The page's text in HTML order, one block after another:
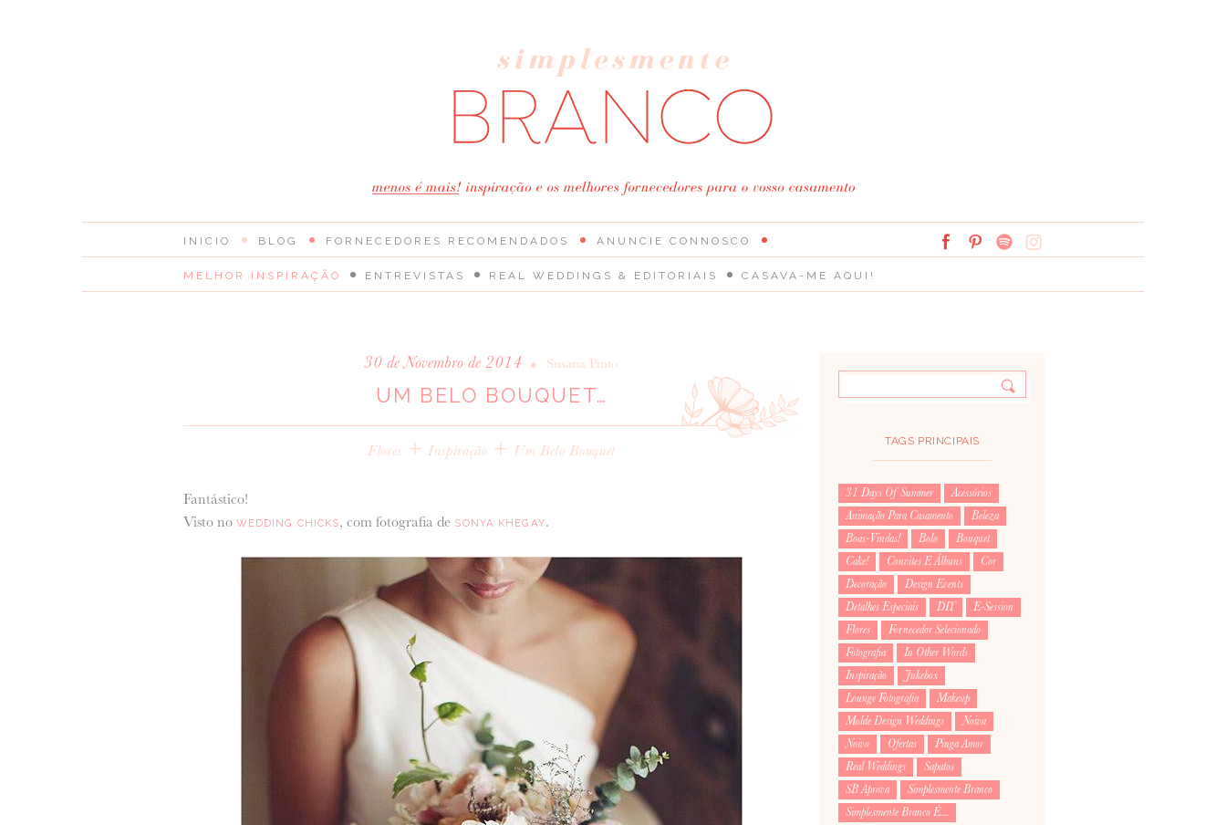
INICIO BLOG
MELHOR INSPIRAÇÃO ENTREVISTAS REAL WEDDINGS & EDITORIAIS CASAVA-ME AQUI!
FORNECEDORES RECOMENDADOS ANUNCIE CONNOSCO
30 de Novembro de 2014 • Susana Pinto
UM BELO BOUQUET…
Flores +Inspiração + Um Belo Bouquet
Fantástico!
Visto no WEDDING CHICKS, com fotografia de SONYA KHEGAY.
TAGS PRINCIPAIS
31 Days Of Summer
Acessórios
Animação Para Casamento
Beleza
Boas-Vindas!
Bolo
Bouquet
Cake!
Convites E Álbuns
Cor
Decoração
Design Events
Detalhes Especiais
DIY
E-Session
Flores
Fornecedor Selecionado
Fotografia
In Other Words
Inspiração
Jukebox
Lounge Fotografia
Makeup
Molde Design Weddings
Noiva
Noivo
Ofertas
Pinga Amor
Real Weddings
Sapatos
SB Aprova
Simplesmente Branco
Simplesmente Branco É...